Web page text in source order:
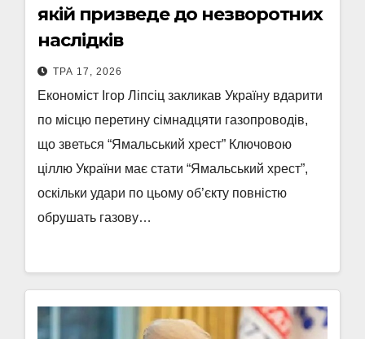
якій призведе до незворотних
наслідків
ТРА 17, 2026
Економіст Ігор Ліпсіц закликав Україну вдарити
по місцю перетину сімнадцяти газопроводів,
що зветься “Ямальський хрест” Ключовою
ціллю України має стати “Ямальський хрест”,
оскільки удари по цьому об’єкту повністю
обрушать газову…